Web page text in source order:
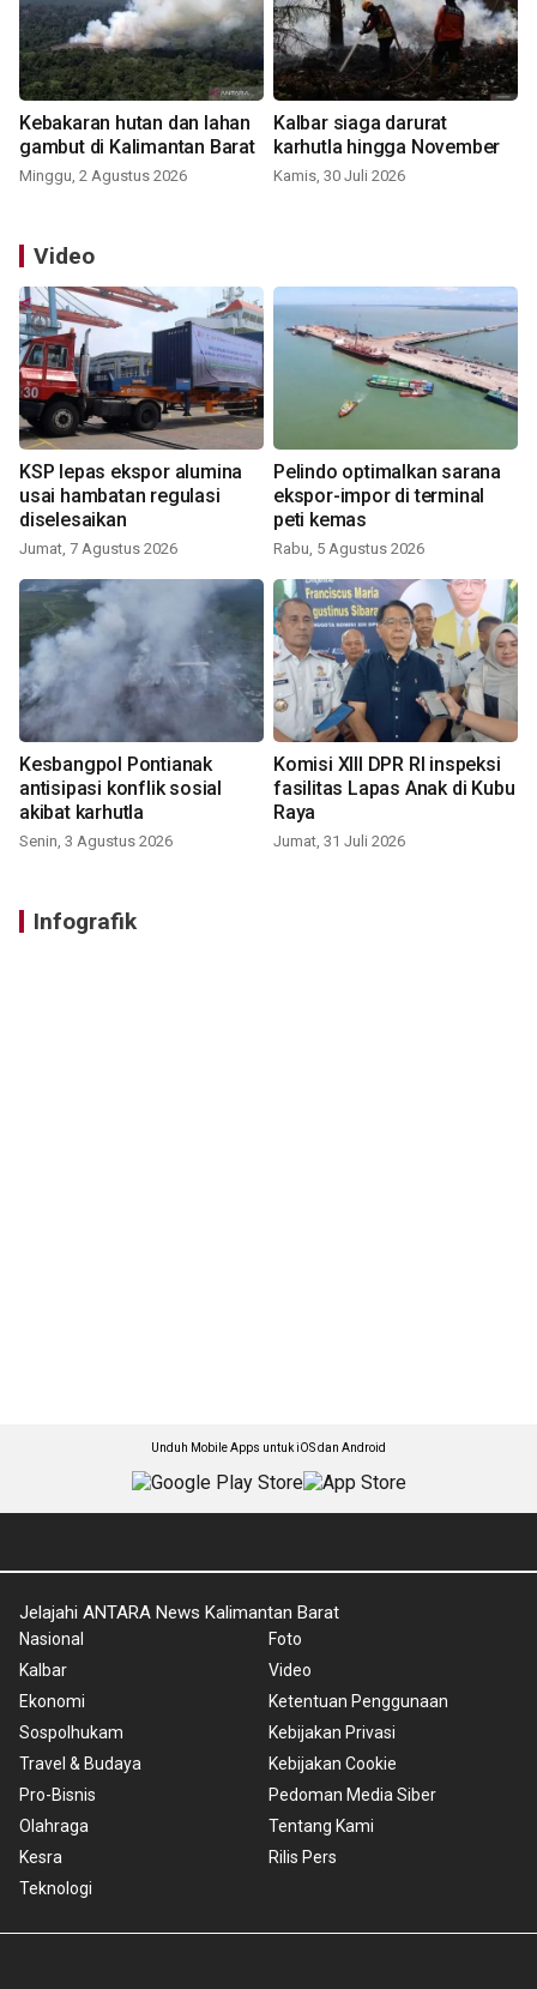
Kebakaran hutan dan lahan
gambut di Kalimantan Barat
Minggu, 2 Agustus 2026
Kalbar siaga darurat
karhutla hingga November
Kamis, 30 Juli 2026
Video
KSP lepas ekspor alumina
usai hambatan regulasi
diselesaikan
Jumat, 7 Agustus 2026
Pelindo optimalkan sarana
ekspor-impor di terminal
peti kemas
Rabu, 5 Agustus 2026
Kesbangpol Pontianak
antisipasi konflik sosial
akibat karhutla
Senin, 3 Agustus 2026
Komisi XIII DPR RI inspeksi
fasilitas Lapas Anak di Kubu
Raya
Jumat, 31 Juli 2026
Infografik
Unduh Mobile Apps untuk iOS dan Android
Jelajahi ANTARA News Kalimantan Barat
Nasional
Kalbar
Ekonomi
Sospolhukam
Travel & Budaya
Pro-Bisnis
Olahraga
Kesra
Teknologi
Foto
Video
Ketentuan Penggunaan
Kebijakan Privasi
Kebijakan Cookie
Pedoman Media Siber
Tentang Kami
Rilis Pers